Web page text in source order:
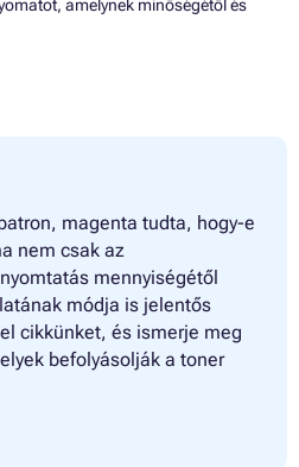
amelynek minőségétől és
magenta tudta, hogy-e
nem csak az
mennyiségétől
módja is jelentős
cikkünket, és ismerje meg
befolyásolják a toner